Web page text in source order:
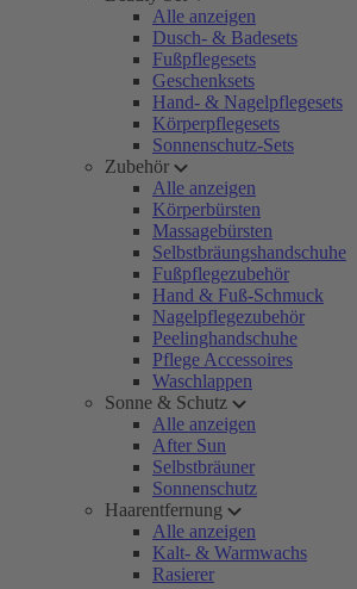
Alle anzeigen
Dusch- & Badesets
Fußpflegesets
Geschenksets
Hand- & Nagelpflegesets
Körperpflegesets
Sonnenschutz-Sets
Zubehör
Alle anzeigen
Körperbürsten
Massagebürsten
Selbstbräungshandschuhe
Fußpflegezubehör
Hand & Fuß-Schmuck
Nagelpflegezubehör
Peelinghandschuhe
Pflege Accessoires
Waschlappen
Sonne & Schutz
Alle anzeigen
After Sun
Selbstbräuner
Sonnenschutz
Haarentfernung
Alle anzeigen
Kalt- & Warmwachs
Rasierer